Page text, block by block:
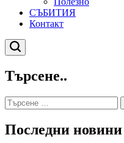
СЪБИТИЯ
Контакт
Търсене
Търсене..
Търсене
за:
Последни новини